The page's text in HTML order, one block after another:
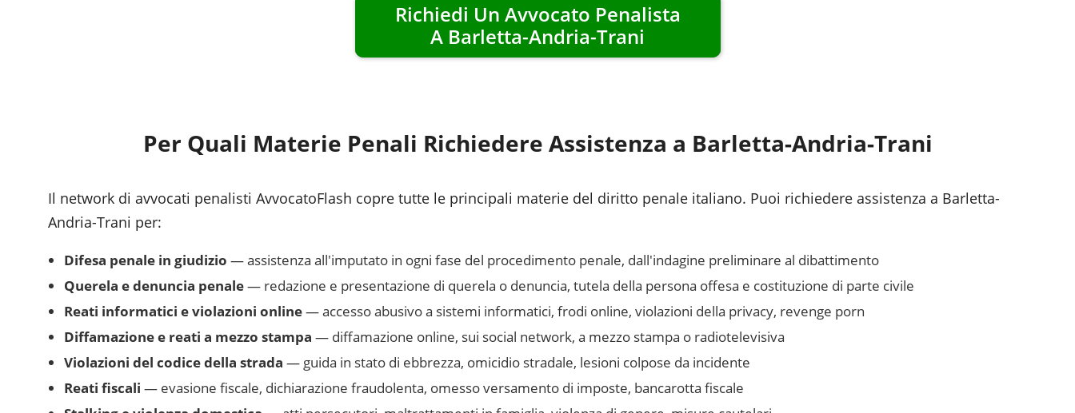
Richiedi Un Avvocato Penalista
A Barletta-Andria-Trani
Per Quali Materie Penali Richiedere Assistenza a Barletta-Andria-Trani
Il network di avvocati penalisti AvvocatoFlash copre tutte le principali materie del diritto penale italiano. Puoi richiedere assistenza a Barletta-
Andria-Trani per:
Difesa penale in giudizio — assistenza all'imputato in ogni fase del procedimento penale, dall'indagine preliminare al dibattimento
Querela e denuncia penale— redazione e presentazione di querela o denuncia, tutela della persona offesa e costituzione di parte civile
Reati informatici e violazioni online— accesso abusivo a sistemi informatici, frodi online, violazioni della privacy, revenge porn
Diffamazione e reati a mezzo stampa — diffamazione online, sui social network, a mezzo stampa o radiotelevisiva
Violazioni del codice della strada — guida in stato di ebbrezza, omicidio stradale, lesioni colpose da incidente
Reati fiscali — evasione fiscale, dichiarazione fraudolenta, omesso versamento di imposte, bancarotta fiscale